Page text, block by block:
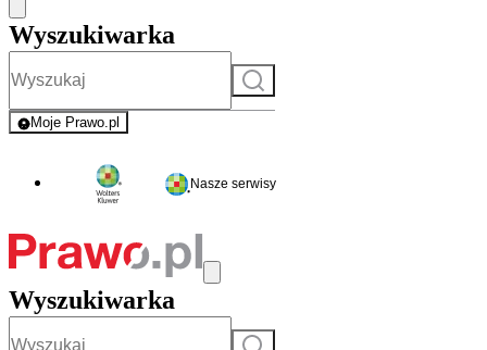
Wyszukiwarka
Szukaj
Moje Prawo.pl
- rejestracja i logowanie do serwisu
Nasze serwisy
Wyszukiwarka
Szukaj